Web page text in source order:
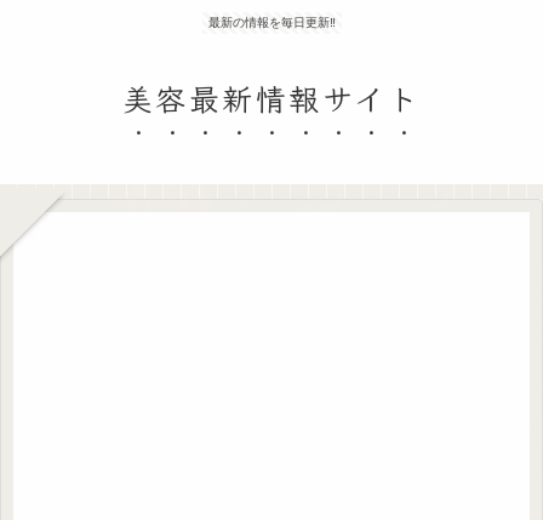
最新の情報を毎日更新‼
美容最新情報サイト